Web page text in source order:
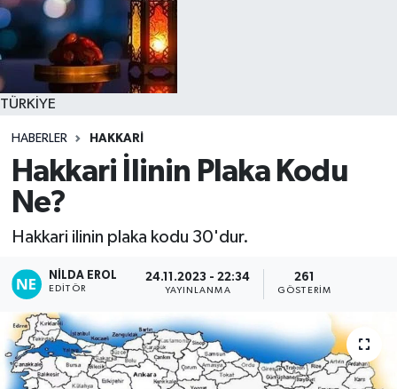
TÜRKİYE
HABERLER HAKKARİ
Hakkari İlinin Plaka Kodu
Ne?
Hakkari ilinin plaka kodu 30'dur.
NILDA EROL
EDITÖR
24.11.2023 - 22:34
YAYINLANMA
261
GÖSTERIM